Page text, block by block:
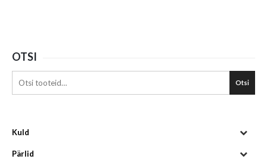
OTSI
Otsi
Kuld
Pärlid